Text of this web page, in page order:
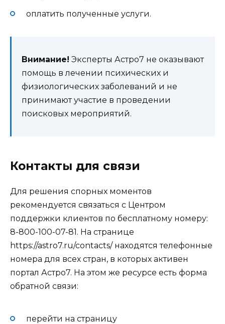
оплатить полученные услуги.
Внимание! Эксперты Астро7 не оказывают
помощь в лечении психических и
физиологических заболеваний и не
принимают участие в проведении
поисковых мероприятий.
Контакты для связи
Для решения спорных моментов
рекомендуется связаться с Центром
поддержки клиентов по бесплатному номеру:
8-800-100-07-81. На странице
https://astro7.ru/contacts/ находятся телефонные
номера для всех стран, в которых активен
портал Астро7. На этом же ресурсе есть форма
обратной связи:
перейти на страницу